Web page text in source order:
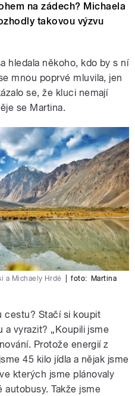
na zádech? Michaela
takovou výzvu
hledala někoho, kdo by s ní
mnou poprvé mluvila, jen
se, že kluci nemají
se Martina.
a Michaely Hrdé foto: Martina
cestu? Stačí si koupit
a vyrazit? „Koupili jsme
Protože energií z
45 kilo jídla a nějak jsme
kterých jsme plánovaly
autobusy. Takže jsme